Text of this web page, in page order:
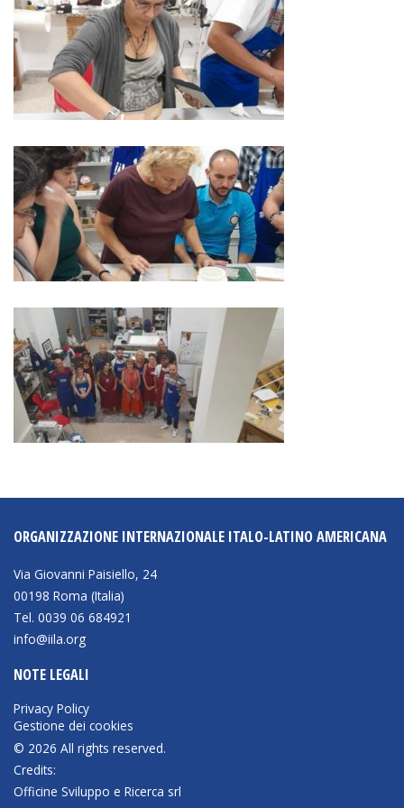
NEWSLETTER
ORGANIZZAZIONE INTERNAZIONALE ITALO-LATINO AMERICANA
Via Giovanni Paisiello, 24
00198 Roma (Italia)
Tel. 0039 06 684921
info@iila.org
NOTE LEGALI
Privacy Policy
Gestione dei cookies
© 2026 All rights reserved.
Credits:
Officine Sviluppo e Ricerca srl